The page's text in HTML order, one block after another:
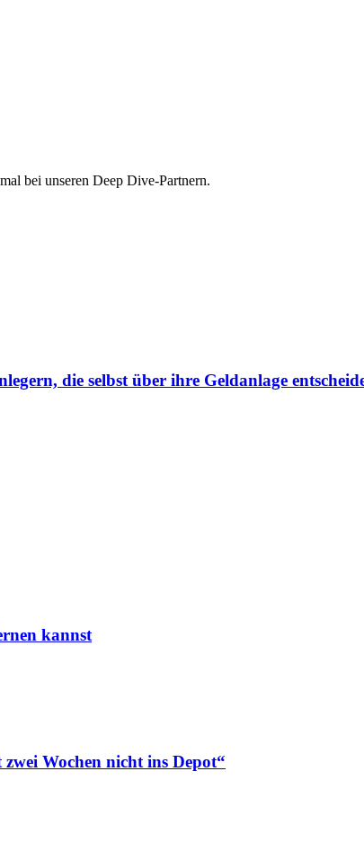
bei unseren Deep Dive-Partnern.
die selbst über ihre Geldanlage
kannst
Wochen nicht ins Depot“